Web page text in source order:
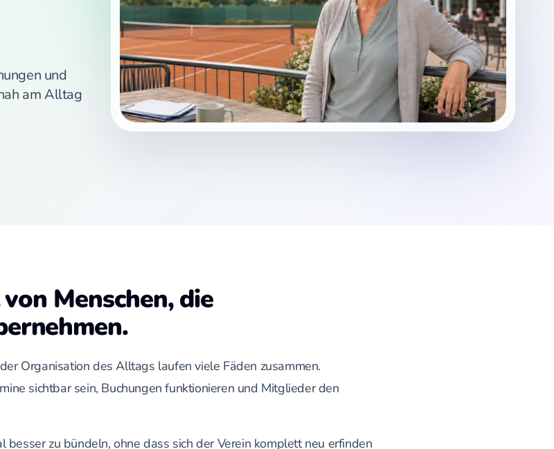
und
am Alltag
Menschen, die
Organisation des Alltags laufen viele Fäden zusammen.
sichtbar sein, Buchungen funktionieren und Mitglieder den
zu bündeln, ohne dass sich der Verein komplett neu erfinden